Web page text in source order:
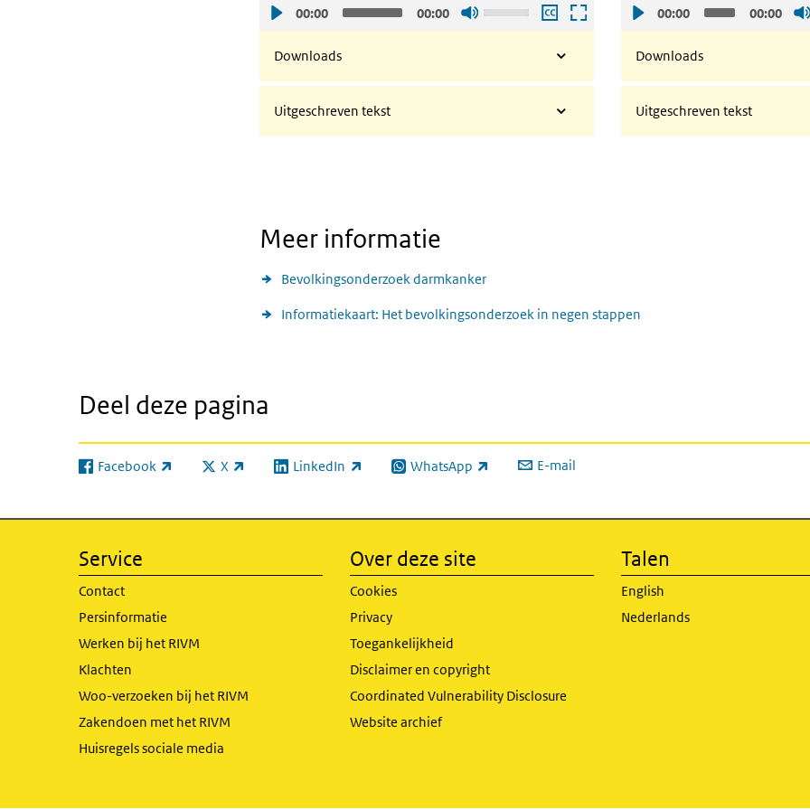
00:00 00:00
omhoog
omlaag
te
zetten.
Downloads
Uitgeschreven tekst
00:00 00:00
Downloads
Uitgeschreven tekst
Meer informatie
Bevolkingsonderzoek darmkanker
Informatiekaart: Het bevolkingsonderzoek in negen stappen
Deel deze pagina
Facebook
(externe link) X
(externe link) LinkedIn
(externe link) WhatsApp
(externe link) E-mail
Service
Contact
Persinformatie
Werken bij het RIVM
Klachten
Woo-verzoeken bij het RIVM
Zakendoen met het RIVM
Huisregels sociale media
Over deze site
Cookies
Privacy
Toegankelijkheid
Disclaimer en copyright
Coordinated Vulnerability Disclosure
Website archief
Talen
English
Nederlands